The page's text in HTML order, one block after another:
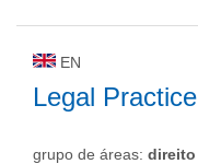
EN
Legal Practice
grupo de áreas: direito